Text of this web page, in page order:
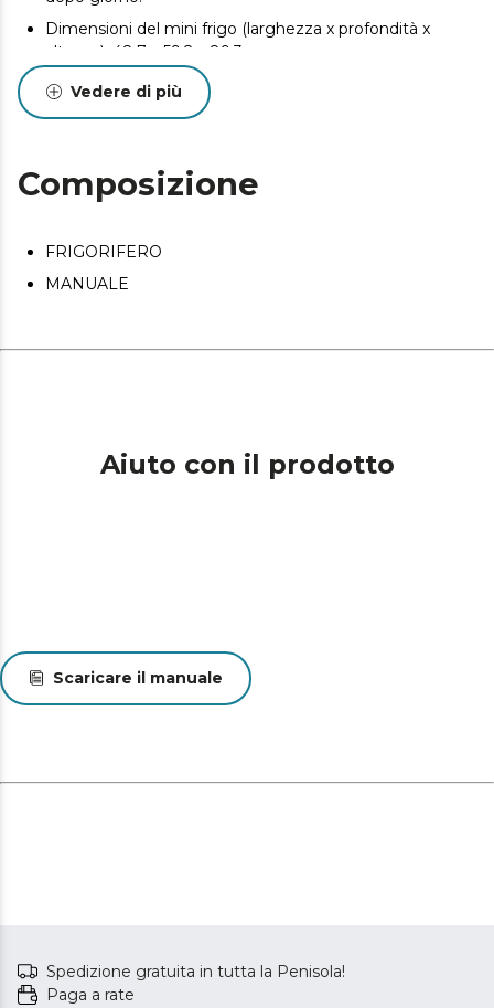
Dimensioni del mini frigo (larghezza x profondità x
altezza): 48,7 x 59,2 x 89,3 cm
Vedere di più
Composizione
FRIGORIFERO
MANUALE
Aiuto con il prodotto
Scaricare il manuale
Spedizione gratuita in tutta la Penisola!
Paga a rate